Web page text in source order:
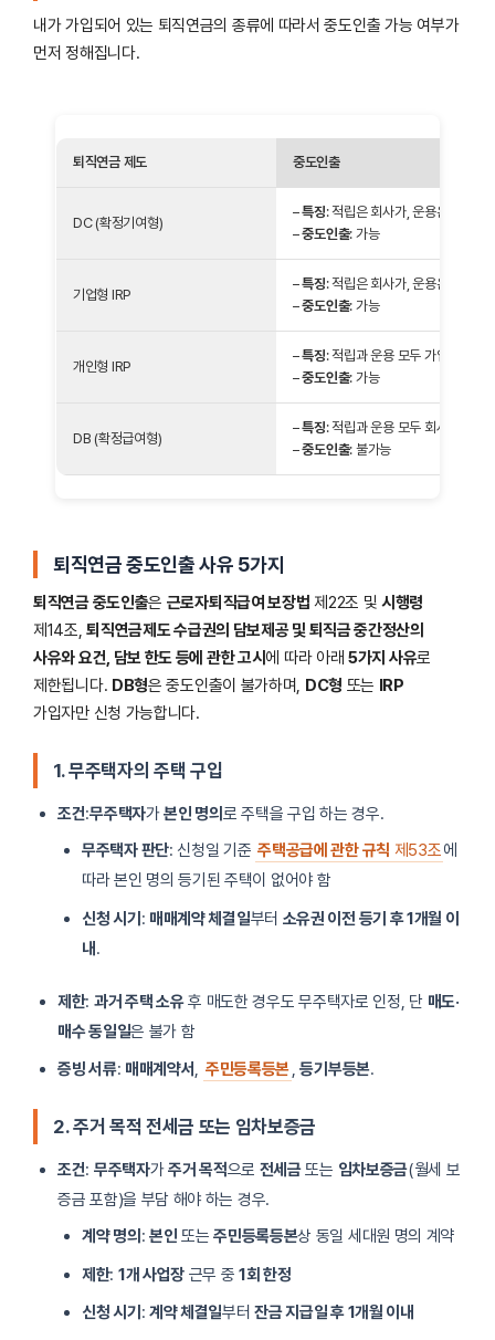
내가 가입되어 있는 퇴직연금의 종류에 따라서 중도인출 가능 여부가
먼저 정해집니다.
퇴직연금 제도 중도인출
DC (확정기여형)
–특징: 적립은 회사가, 운용은 가입자
–중도인출: 가능
기업형 IRP
–특징: 적립은 회사가, 운용은 가입자
–중도인출: 가능
개인형 IRP
–특징: 적립과 운용 모두 가입자가 하
–중도인출: 가능
DB (확정급여형)
–특징: 적립과 운용 모두 회사가 하는
–중도인출: 불가능
퇴직연금 중도인출 사유 5가지
퇴직연금 중도인출은 근로자퇴직급여 보장법 제22조 및시행령
제14조,퇴직연금제도 수급권의 담보제공 및 퇴직금 중간정산의
사유와 요건, 담보 한도 등에 관한 고시 에 따라 아래5가지 사유로
제한됩니다. DB형은 중도인출이 불가하며, DC형 또는
IRP
가입자만 신청 가능합니다.
1. 무주택자의 주택 구입
조건:무주택자가본인 명의 로 주택을 구입 하는 경우.
무주택자 판단: 신청일 기준 주택공급에 관한 규칙 제53조에
따라 본인 명의 등기된 주택이 없어야 함
신청 시기 : 매매계약 체결일부터 소유권 이전 등기 후 1개월 이
내.
제한: 과거 주택 소유후 매도한 경우도 무주택자로 인정, 단 매도·
매수 동일일은 불가 함
증빙 서류: 매매계약서, 주민등록등본,등기부등본.
2. 주거 목적 전세금 또는 임차보증금
조건: 무주택자가주거 목적으로 전세금또는 임차보증금(월세 보
증금 포함)을 부담 해야 하는 경우.
계약 명의 : 본인 또는주민등록등본상 동일 세대원 명의 계약
제한: 1개 사업장 근무 중1회 한정
신청 시기 : 계약 체결일부터잔금 지급일 후 1개월 이내